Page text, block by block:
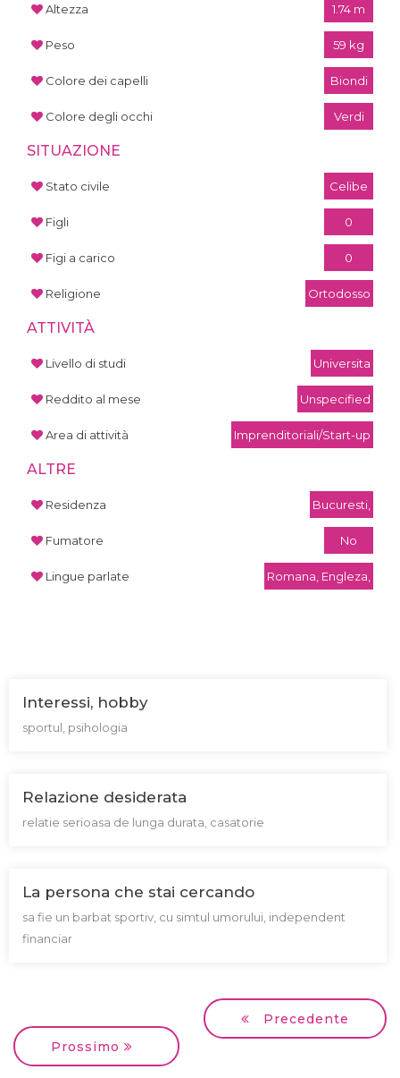
Altezza 1.74 m
Peso 59 kg
Colore dei capelli Biondi
Colore degli occhi Verdi
SITUAZIONE
Stato civile Celibe
Figli 0
Figi a carico 0
Religione Ortodosso
ATTIVITÀ
Livello di studi Universita
Reddito al mese Unspecified
Area di attività Imprenditoriali/Start-up
ALTRE
Residenza Bucuresti,
Fumatore No
Lingue parlate Romana, Engleza,
Interessi, hobby
sportul, psihologia
Relazione desiderata
relatie serioasa de lunga durata, casatorie
La persona che stai cercando
sa fie un barbat sportiv, cu simtul umorului, independent
financiar
Precedente
Prossimo